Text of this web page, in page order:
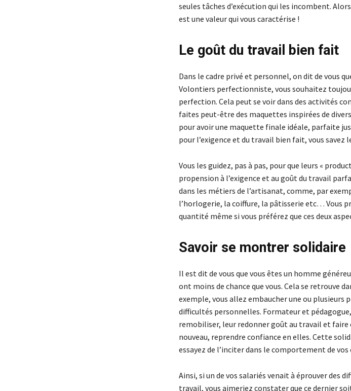
seules tâches d’exécution qui les incombent.
est une valeur qui vous caractérise !
Le goût du travail bien fait
Dans le cadre privé et personnel, on dit de vous
Volontiers perfectionniste, vous souhaitez
perfection. Cela peut se voir dans des activités
faites peut-être des maquettes inspirées de
pour avoir une maquette finale idéale, parfaite
pour l’exigence et du travail bien fait, vous savez
Vous les guidez, pas à pas, pour que leurs «
propension à l’exigence et au goût du travail
dans les métiers de l’artisanat, comme, par
l’horlogerie, la coiffure, la pâtisserie etc… Vous
quantité même si vous préférez que ces deux
Savoir se montrer solidaire
Il est dit de vous que vous êtes un homme
ont moins de chance que vous. Cela se retrouve
exemple, vous allez embaucher une ou plusieurs
difficultés personnelles. Formateur et
remobiliser, leur redonner goût au travail et faire
nouveau, reprendre confiance en elles. Cette
essayez de l’inciter dans le comportement de vos
Ainsi, si un de vos salariés venait à éprouver des
travail, vous aimeriez constater que ce dernier